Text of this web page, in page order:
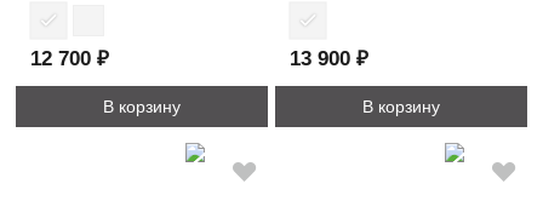
12 700 ₽
В корзину
13 900 ₽
В корзину